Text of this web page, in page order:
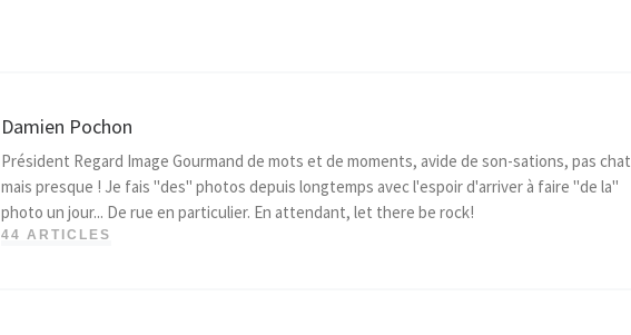
Damien Pochon
Président Regard Image Gourmand de mots et de moments, avide de son-sations, pas chat
mais presque ! Je fais "des" photos depuis longtemps avec l'espoir d'arriver à faire "de la"
photo un jour... De rue en particulier. En attendant, let there be rock!
44 ARTICLES